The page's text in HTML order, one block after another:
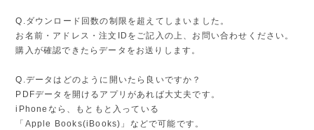
Q.ダウンロード回数の制限を超えてしまいました。
お名前・アドレス・注文IDをご記入の上、お問い合わせください。
購入が確認できたらデータをお送りします。
Q.データはどのように開いたら良いですか？
PDFデータを開けるアプリがあれば大丈夫です。
iPhoneなら、もともと入っている
「Apple Books(iBooks)」などで可能です。